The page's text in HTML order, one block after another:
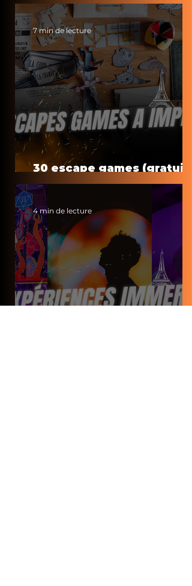
30 escape games
à faire à la maison
7 min de lecture
4 min de lecture